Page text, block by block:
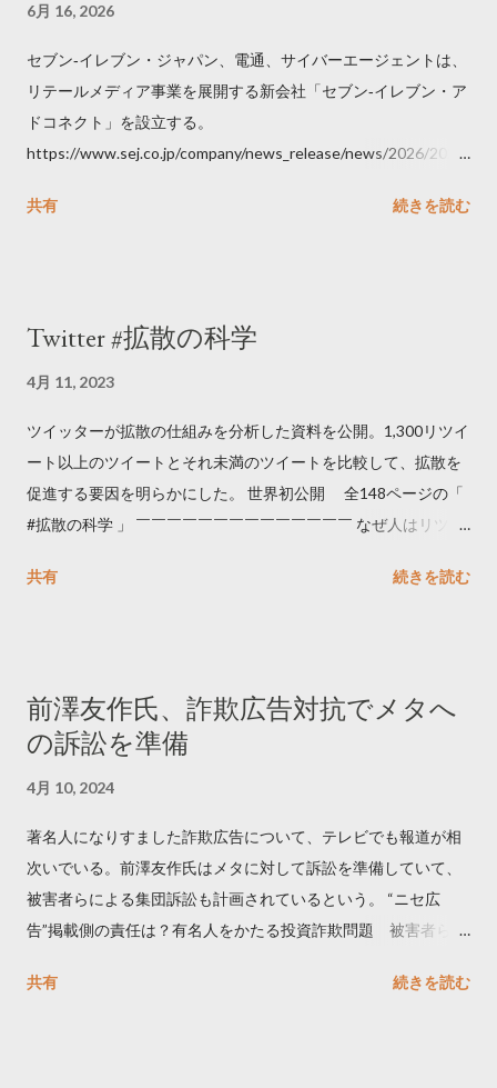
6月 16, 2026
セブン‐イレブン・ジャパン、電通、サイバーエージェントは、
リテールメディア事業を展開する新会社「セブン‐イレブン・ア
ドコネクト」を設立する。
https://www.sej.co.jp/company/news_release/news/2026/2026
共有
続きを読む
Twitter #拡散の科学
4月 11, 2023
ツイッターが拡散の仕組みを分析した資料を公開。1,300リツイ
ート以上のツイートとそれ未満のツイートを比較して、拡散を
促進する要因を明らかにした。 世界初公開 全148ページの「
#拡散の科学 」 ￣￣￣￣￣￣￣￣￣￣￣￣￣￣ なぜ人はリツイ
学しました。 ー バズの目安は1300リツイート ー 人は16の熱量
トするのか？ https://marketing.twitter.com/ja/insights/kakusan
共有 続きを読む
前澤友作氏、詐欺広告対抗でメタへ
の訴訟を準備
4月 10, 2024
著名人になりすました詐欺広告について、テレビでも報道が相
次いでいる。前澤友作氏はメタに対して訴訟を準備していて、
被害者らによる集団訴訟も計画されているという。 “ニセ広
告”掲載側の責任は？有名人をかたる投資詐欺問題 被害者らが
https://newsdig.tbs.co.jp/articles/-/1091835 なぜなくならな
共有 続きを読む